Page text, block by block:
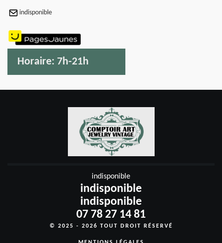
indisponible
Horaire: 7h-21h
indisponible
indisponible
indisponible
07 78 27 14 81
© 2025 - 2026 TOUT DROIT RÉSERVÉ